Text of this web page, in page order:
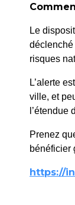
des
Le
déclenché
risques
L’alerte
ville, et
l’étendue
Prenez
bénéficier
https://